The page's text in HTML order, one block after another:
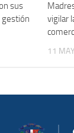
sus
gestión
vigilar
11